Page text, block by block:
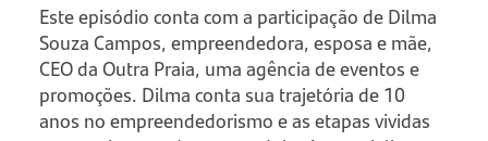
Este episódio conta com a participação de Dilma
Souza Campos, empreendedora, esposa e mãe,
CEO da Outra Praia, uma agência de eventos e
promoções. Dilma conta sua trajetória de 10
anos no empreendedorismo e as etapas vividas